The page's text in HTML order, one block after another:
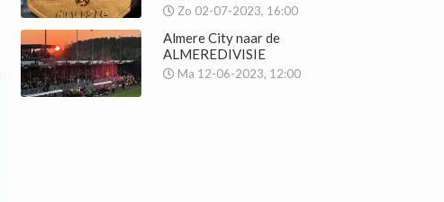
Zo 02-07-2023, 16:00
Almere City naar de
ALMEREDIVISIE
Ma 12-06-2023, 12:00